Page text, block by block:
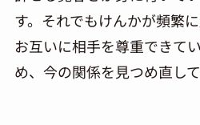
す。それでもけんかが頻繁
お互いに相手を尊重できて
め、今の関係を見つめ直し